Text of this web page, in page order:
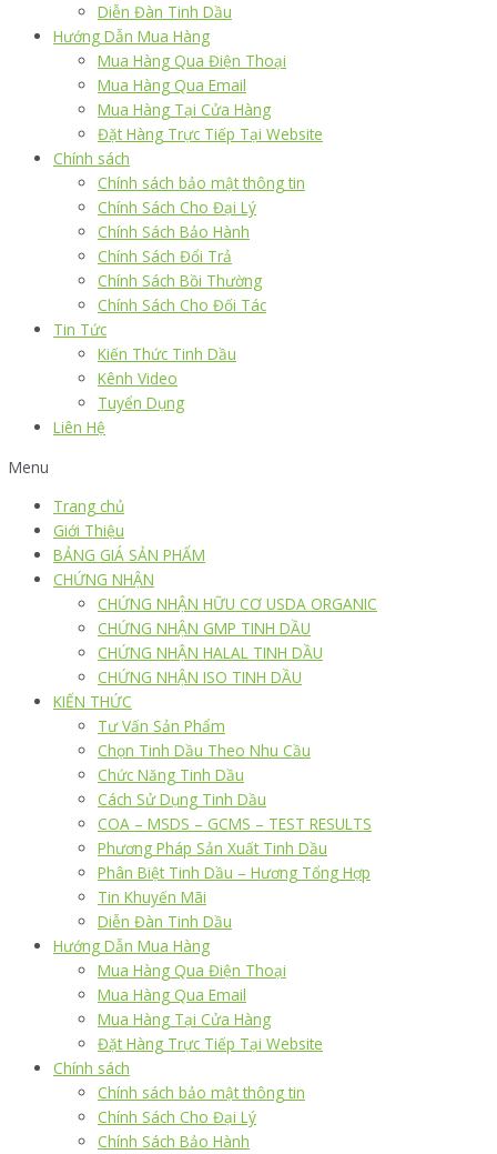
Diễn Đàn Tinh Dầu
Hướng Dẫn Mua Hàng
Mua Hàng Qua Điện Thoại
Mua Hàng Qua Email
Mua Hàng Tại Cửa Hàng
Đặt Hàng Trực Tiếp Tại Website
Chính sách
Chính sách bảo mật thông tin
Chính Sách Cho Đại Lý
Chính Sách Bảo Hành
Chính Sách Đổi Trả
Chính Sách Bồi Thường
Chính Sách Cho Đối Tác
Tin Tức
Kiến Thức Tinh Dầu
Kênh Video
Tuyển Dụng
Liên Hệ
Menu
Trang chủ
Giới Thiệu
BẢNG GIÁ SẢN PHẨM
CHỨNG NHẬN
CHỨNG NHẬN HỮU CƠ USDA ORGANIC
CHỨNG NHẬN GMP TINH DẦU
CHỨNG NHẬN HALAL TINH DẦU
CHỨNG NHẬN ISO TINH DẦU
KIẾN THỨC
Tư Vấn Sản Phẩm
Chọn Tinh Dầu Theo Nhu Cầu
Chức Năng Tinh Dầu
Cách Sử Dụng Tinh Dầu
COA – MSDS – GCMS – TEST RESULTS
Phương Pháp Sản Xuất Tinh Dầu
Phân Biệt Tinh Dầu – Hương Tổng Hợp
Tin Khuyến Mãi
Diễn Đàn Tinh Dầu
Hướng Dẫn Mua Hàng
Mua Hàng Qua Điện Thoại
Mua Hàng Qua Email
Mua Hàng Tại Cửa Hàng
Đặt Hàng Trực Tiếp Tại Website
Chính sách
Chính sách bảo mật thông tin
Chính Sách Cho Đại Lý
Chính Sách Bảo Hành